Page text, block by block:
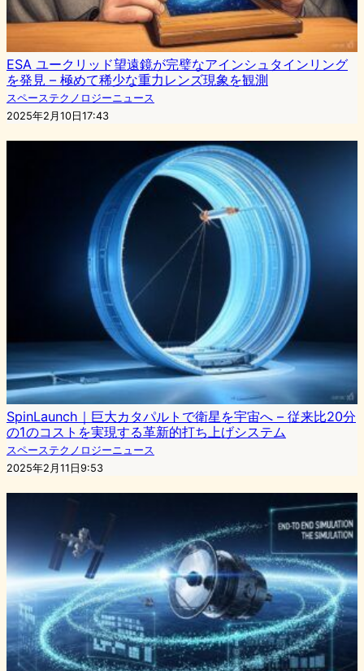
ESA ユークリッド望遠鏡が完璧なアインシュタインリング
を発見 – 極めて稀少な重力レンズ現象を観測
スペーステクノロジーニュース
2025年2月10日17:43
SpinLaunch｜巨大カタパルトで衛星を宇宙へ – 従来比20分
の1のコストを実現する革新的打ち上げシステム
スペーステクノロジーニュース
2025年2月11日9:53